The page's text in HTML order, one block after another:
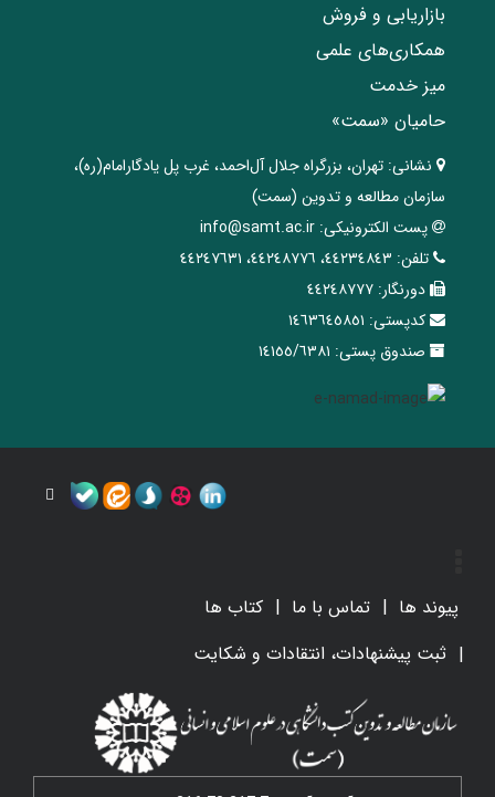
بازاریابی و فروش
همکاری‌های علمی
میز خدمت
حامیان «سمت»
نشانی: تهران، ‌بزرگراه ‌جلال آل‌احمد، غرب پل يادگار‌امام(ره)‌،
سازمان مطالعه و تدوین‌ (سمت)
پست الکترونیکی: info@samt.ac.ir
تلفن: ٤٤٢٣٤٨٤٣، ٤٤٢٤٨٧٧٦، ٤٤٢٤٧٦٣١
دورنگار: ٤٤٢٤٨٧٧٧
کدپستی: ١٤٦٣٦٤٥٨٥١
صندوق پستی: ١٤١٥٥/٦٣٨١
پیوند ها تماس با ما
کتاب ها
ثبت پیشنهادات، انتقادات و شکایت